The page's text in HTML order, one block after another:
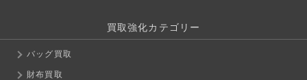
買取強化カテゴリー
バッグ買取
財布買取